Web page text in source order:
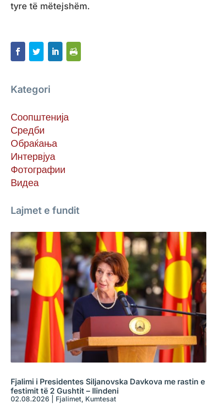
tyre të mëtejshëm.
Kategori
Соопштенија
Средби
Обраќања
Интервјуа
Фотографии
Видеа
Lajmet e fundit
Fjalimi i Presidentes Siljanovska Davkova me rastin e
festimit të 2 Gushtit – Ilindeni
02.08.2026 Fjalimet, Kumtesat